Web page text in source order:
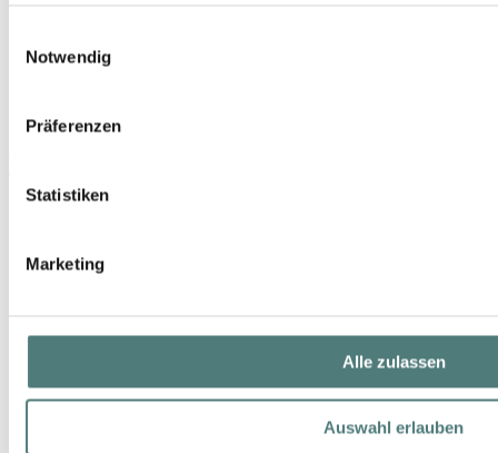
Notwendig
Präferenzen
Statistiken
Marketing
Alle zulassen
Auswahl erlauben
Eye Care